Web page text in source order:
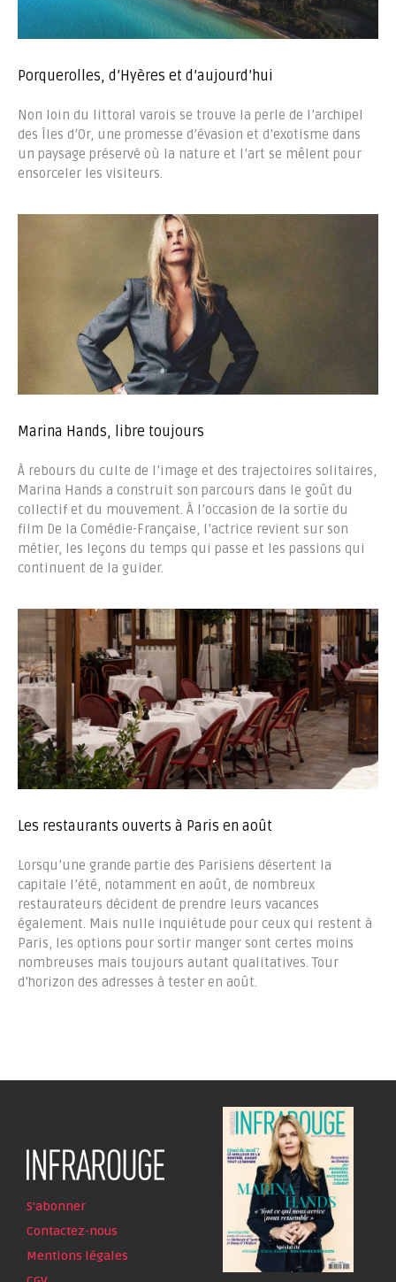
Porquerolles, d’Hyères et d’aujourd’hui
Non loin du littoral varois se trouve la perle de l’archipel
des Îles d’Or, une promesse d’évasion et d’exotisme dans
un paysage préservé où la nature et l’art se mêlent pour
ensorceler les visiteurs.
Marina Hands, libre toujours
À rebours du culte de l’image et des trajectoires solitaires,
Marina Hands a construit son parcours dans le goût du
collectif et du mouvement. À l’occasion de la sortie du
film De la Comédie-Française, l’actrice revient sur son
métier, les leçons du temps qui passe et les passions qui
continuent de la guider.
Les restaurants ouverts à Paris en août
Lorsqu’une grande partie des Parisiens désertent la
capitale l’été, notamment en août, de nombreux
restaurateurs décident de prendre leurs vacances
également. Mais nulle inquiétude pour ceux qui restent à
Paris, les options pour sortir manger sont certes moins
nombreuses mais toujours autant qualitatives. Tour
d’horizon des adresses à tester en août.
S'abonner
Contactez-nous
Mentions légales